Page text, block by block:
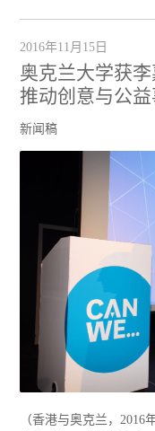
2016年11月15日
奥克兰大学获
推动创意与公
新闻稿
（香港与奥克兰，